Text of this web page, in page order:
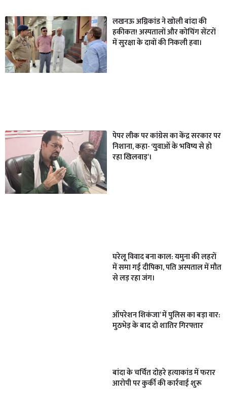
लखनऊ अग्निकांड ने खोली बांदा की
हकीकत! अस्पतालों और कोचिंग सेंटरों
में सुरक्षा के दावों की निकली हवा।
पेपर लीक पर कांग्रेस का केंद्र सरकार पर
निशाना, कहा- ‘युवाओं के भविष्य से हो
रहा खिलवाड़’।
घरेलू विवाद बना काल: यमुना की लहरों
में समा गई दीपिका, पति अस्पताल में मौत
से लड़ रहा जंग।
ऑपरेशन शिकंजा’ में पुलिस का बड़ा वार:
मुठभेड़ के बाद दो शातिर गिरफ्तार
बांदा के चर्चित दोहरे हत्याकांड में फरार
आरोपी पर कुर्की की कार्रवाई शुरू